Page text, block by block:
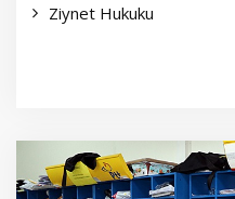
Ziynet Hukuku